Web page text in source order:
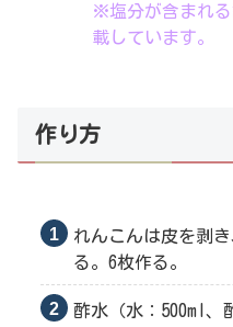
※塩分が含まれ
載しています。
作り方
れんこんは皮を剥
る。6枚作る。
酢水（水：500ml、